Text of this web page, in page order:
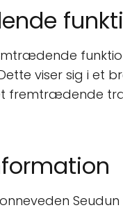
viser sig i et
fremtrædende